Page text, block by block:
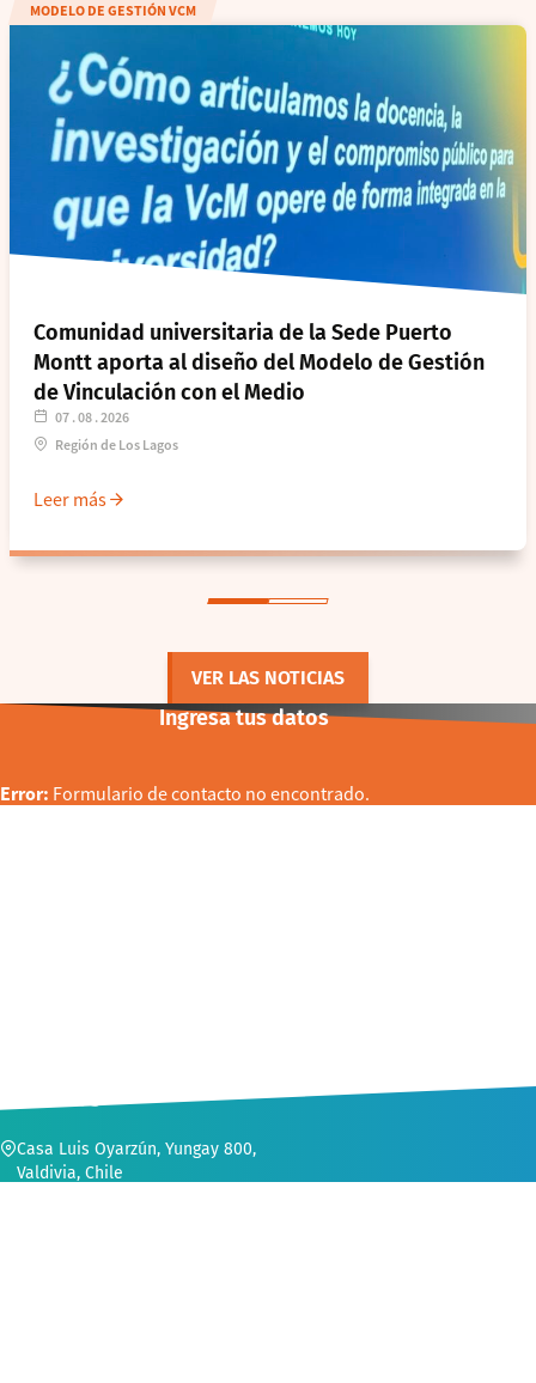
MODELO DE GESTIÓN VCM
07 . 08 . 2026
Región de Los Lagos
Comunidad universitaria de la Sede Puerto
Montt aporta al diseño del Modelo de Gestión
de Vinculación con el Medio
Leer más
VER LAS NOTICIAS
Ingresa tus datos
Error: Formulario de contacto no encontrado.
CONTACTO
Casa Luis Oyarzún, Yungay 800,
Valdivia, Chile